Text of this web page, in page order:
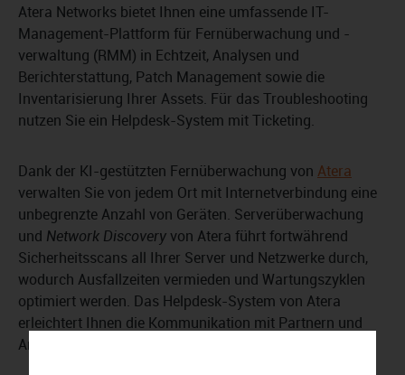
Atera Networks bietet Ihnen eine umfassende IT-
Management-Plattform für Fernüberwachung und -
verwaltung (RMM) in Echtzeit, Analysen und
Berichterstattung, Patch Management sowie die
Inventarisierung Ihrer Assets. Für das Troubleshooting
nutzen Sie ein Helpdesk-System mit Ticketing.
Dank der KI-gestützten Fernüberwachung von Atera
verwalten Sie von jedem Ort mit Internetverbindung eine
unbegrenzte Anzahl von Geräten. Serverüberwachung
und Network Discovery von Atera führt fortwährend
Sicherheitsscans all Ihrer Server und Netzwerke durch,
wodurch Ausfallzeiten vermieden und Wartungszyklen
optimiert werden. Das Helpdesk-System von Atera
erleichtert Ihnen die Kommunikation mit Partnern und
Angestellten sowie die Problemverfolgung.